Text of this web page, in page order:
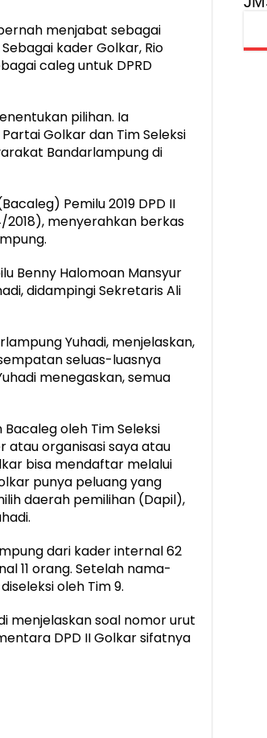
menjabat sebagai
kader Golkar, Rio
caleg untuk DPRD
pilihan. Ia
Golkar dan Tim Seleksi
Bandarlampung di
Pemilu 2019 DPD II
2018), menyerahkan berkas
Benny Halomoan Mansyur
didampingi Sekretaris Ali
Yuhadi, menjelaskan,
seluas-luasnya
menegaskan, semua
oleh Tim Seleksi
atau organisasi saya atau
bisa mendaftar melalui
punya peluang yang
daerah pemilihan (Dapil),
dari kader internal 62
11 orang. Setelah nama-
oleh Tim 9.
menjelaskan soal nomor urut
DPD II Golkar sifatnya